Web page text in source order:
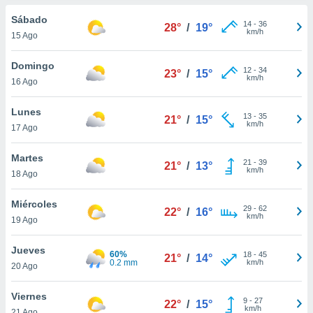
en
y
disponible
cookies
aceptar
Sábado
15 Ago
28° / 19° 14- 36
km/h
Domingo
16 Ago
23° / 15° 12- 34
km/h
Lunes
17 Ago
21° / 15° 13- 35
km/h
Martes
18 Ago
21° / 13° 21 - 39
km/h
Miércoles
19 Ago
22° / 16° 29- 62
km/h
Jueves
20 Ago
60%
0.2 mm
21° / 14° 18- 45
km/h
Viernes
22° / 15° 9- 27
km/h